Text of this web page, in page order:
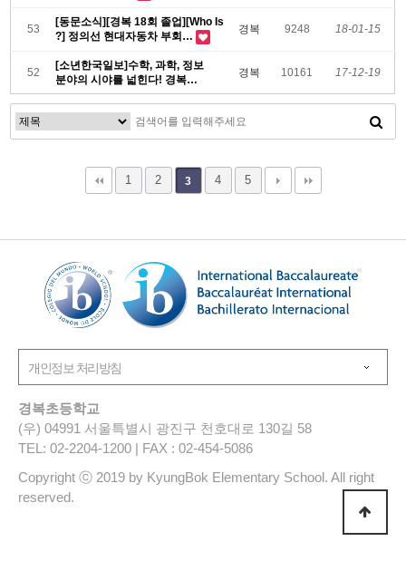
53
[동문소식][경복 18회 졸업][Who Is
?] 정의선 현대자동차 부회…
경복 9248 18-01-15
52
[소년한국일보]수학, 과학, 정보
분야의 시야를 넓힌다! 경복
영재학급 …
경복 10161 17-12-19
1 2 3 4 5
경복초등학교
(우) 04991 서울특별시 광진구 천호대로 130길 58
TEL: 02-2204-1200 | FAX : 02-454-5086
Copyright ⓒ 2019 by KyungBok Elementary School. All right
reserved.